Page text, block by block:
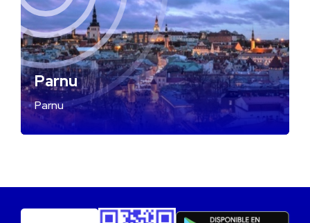
Parnu
Parnu